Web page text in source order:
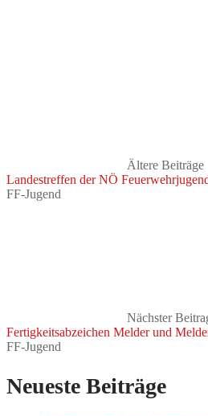
Ältere Beiträge
Landestreffen der NÖ
FF-Jugend
Nächster
Fertigkeitsabzeichen Melder und
FF-Jugend
Neueste Beiträge